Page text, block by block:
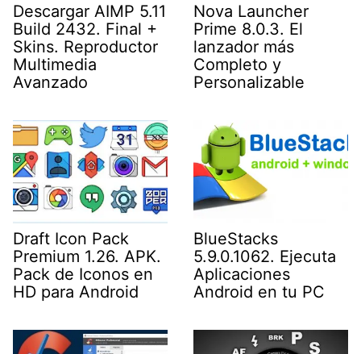
Descargar AIMP 5.11
Build 2432. Final +
Skins. Reproductor
Multimedia
Avanzado
Nova Launcher
Prime 8.0.3. El
lanzador más
Completo y
Personalizable
Draft Icon Pack
Premium 1.26. APK.
Pack de Iconos en
HD para Android
BlueStacks
5.9.0.1062. Ejecuta
Aplicaciones
Android en tu PC